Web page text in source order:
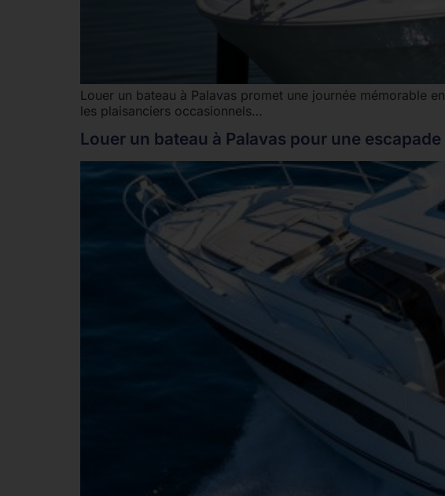
Louer un bateau à Palavas promet une journée mémorable
les plaisanciers occasionnels…
Louer un bateau à Palavas pour une